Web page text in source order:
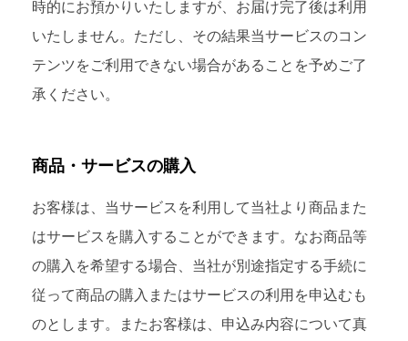
時的にお預かりいたしますが、お届け完了後は利用
いたしません。ただし、その結果当サービスのコン
テンツをご利用できない場合があることを予めご了
承ください。
商品・サービスの購入
お客様は、当サービスを利用して当社より商品また
はサービスを購入することができます。なお商品等
の購入を希望する場合、当社が別途指定する手続に
従って商品の購入またはサービスの利用を申込むも
のとします。またお客様は、申込み内容について真